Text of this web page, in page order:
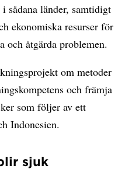
sådana länder, samtidigt
ekonomiska resurser för
och åtgärda problemen.
om metoder
och främja
som följer av ett
Indonesien.
sjuk